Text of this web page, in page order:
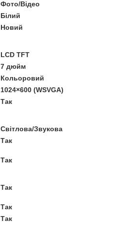
Фото/Відео
Білий
Новий
LCD TFT
7 дюйм
Кольоровий
1024×600 (WSVGA)
Так
Світлова/Звукова
Так
Так
Так
Так
Так